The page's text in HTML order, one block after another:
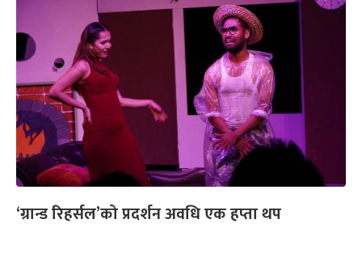
‘ग्रान्ड रिहर्सल’को प्रदर्शन अवधि एक हप्ता थप